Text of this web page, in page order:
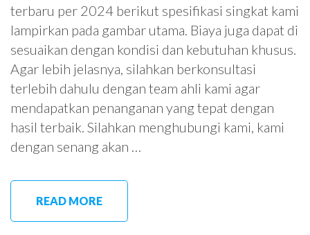
terbaru per 2024 berikut spesifikasi singkat kami
lampirkan pada gambar utama. Biaya juga dapat di
sesuaikan dengan kondisi dan kebutuhan khusus.
Agar lebih jelasnya, silahkan berkonsultasi
terlebih dahulu dengan team ahli kami agar
mendapatkan penanganan yang tepat dengan
hasil terbaik. Silahkan menghubungi kami, kami
dengan senang akan …
READ MORE